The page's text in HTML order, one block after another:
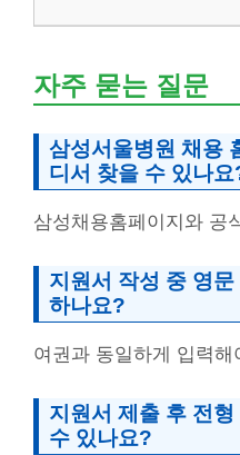
자주 묻는 질문
삼성서울병원 채용
디서 찾을 수 있나요
삼성채용홈페이지와 공
지원서 작성 중 영
하나요?
여권과 동일하게 입력해
지원서 제출 후 전
수 있나요?